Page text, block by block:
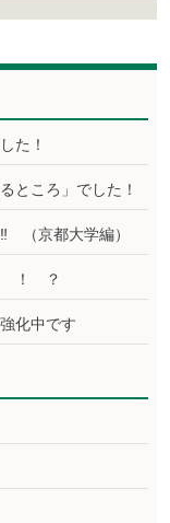
た！
ところ」でした！
（京都大学編）
！ ？
化中です